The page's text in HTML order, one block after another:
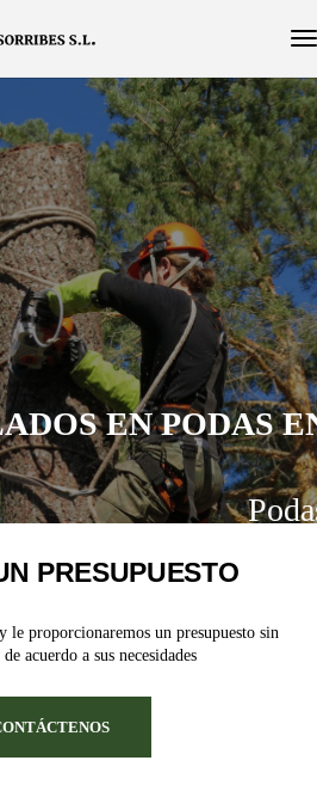
EN PODAS
PRESUPUESTO
le proporcionaremos un presupuesto sin
acuerdo a sus necesidades